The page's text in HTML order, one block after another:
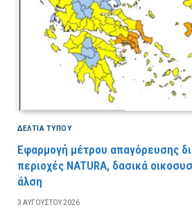
ΔΕΛΤΙΑ ΤΥΠΟΥ
Εφαρμογή μέτρου απαγόρευσης
περιοχές NATURA, δασικά
άλση
3 ΑΥΓΟΎΣΤΟΥ 2026